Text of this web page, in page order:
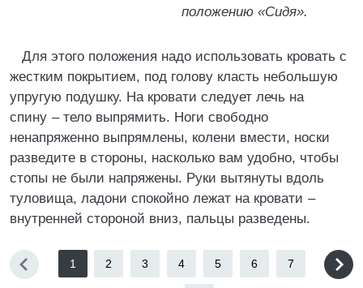
положению «Сидя».
Для этого положения надо использовать кровать с
жестким покрытием, под голову класть небольшую
упругую подушку. На кровати следует лечь на
спину – тело выпрямить. Ноги свободно
ненапряженно выпрямлены, колени вмести, носки
разведите в стороны, насколько вам удобно, чтобы
стопы не были напряжены. Руки вытянуты вдоль
туловища, ладони спокойно лежат на кровати –
внутренней стороной вниз, пальцы разведены.
1 2 3 4 5 6 7